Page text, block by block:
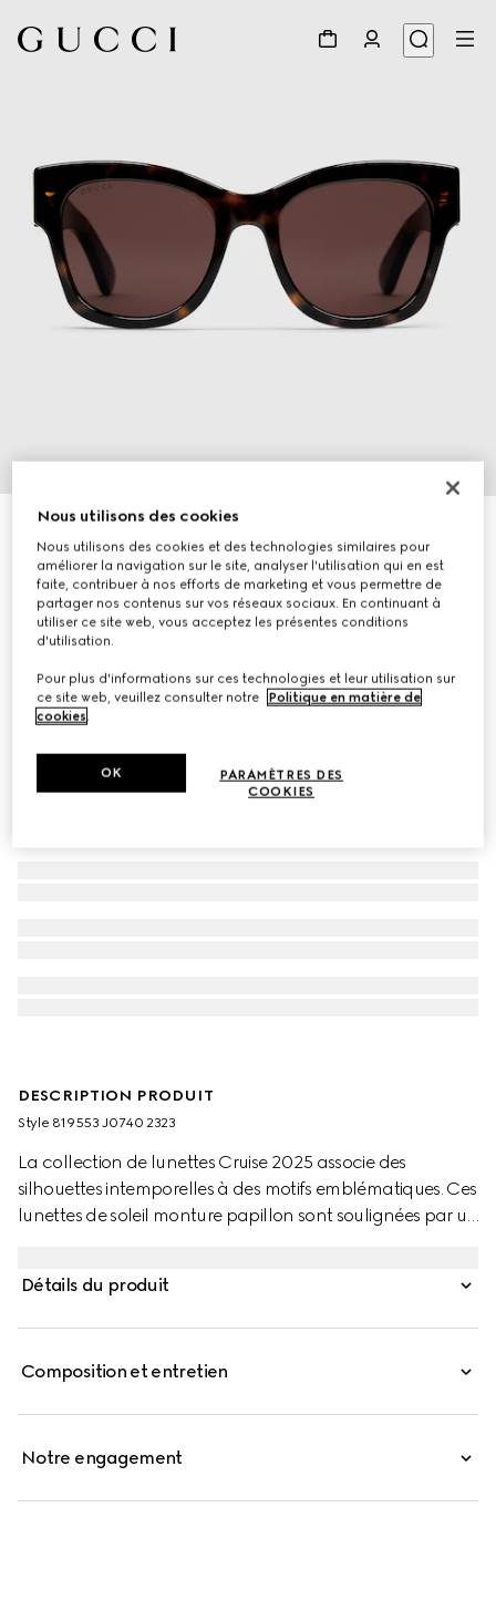
Lunettes de soleil monture papillon
CA$470
Déclinaisons écaille de tortue foncée
DESCRIPTION PRODUIT
Style ‎819553 J0740 2323
La collection de lunettes Cruise 2025 associe des
silhouettes intemporelles à des motifs emblématiques. Ces
lunettes de soleil monture papillon sont soulignées par un
Détails du produit
Composition et entretien
Notre engagement
Nous utilisons des cookies
Nous utilisons des cookies et des technologies similaires pour
améliorer la navigation sur le site, analyser l'utilisation qui en est
faite, contribuer à nos efforts de marketing et vous permettre de
partager nos contenus sur vos réseaux sociaux. En continuant à
utiliser ce site web, vous acceptez les présentes conditions
d'utilisation.
Pour plus d'informations sur ces technologies et leur utilisation sur
ce site web, veuillez consulter notre
Politique en matière de
cookies.
PARAMÈTRES DES
COOKIES
OK